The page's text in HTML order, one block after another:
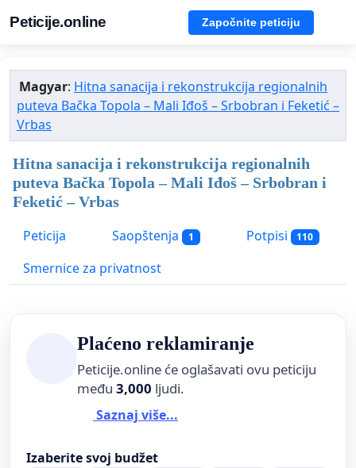
Peticije.online Započnite peticiju
Magyar: Hitna sanacija i rekonstrukcija regionalnih
puteva Bačka Topola – Mali Iđoš – Srbobran i Feketić –
Vrbas
Hitna sanacija i rekonstrukcija regionalnih
puteva Bačka Topola – Mali Iđoš – Srbobran i
Feketić – Vrbas
Peticija
Saopštenja 1 Potpisi 110
Smernice za privatnost
Plaćeno reklamiranje
Peticije.online će oglašavati ovu peticiju
među 3,000 ljudi.
Saznaj više...
Izaberite svoj budžet